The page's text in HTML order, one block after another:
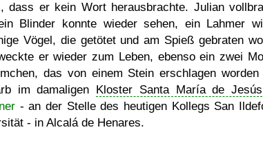
dass er kein Wort herausbrachte. Julian
Blinder konnte wieder sehen, ein Lahmer
Vögel, die getötet und am Spieß gebraten
er wieder zum Leben, ebenso ein zwei
das von einem Stein erschlagen worden
im damaligen Kloster Santa María de Jesús
- an der Stelle des heutigen Kollegs San
- in Alcalá de Henares.